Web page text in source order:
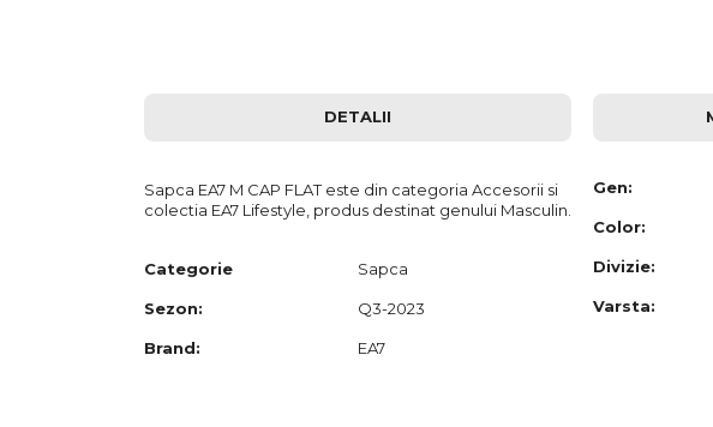
DETALII
Sapca EA7 M CAP FLAT este din categoria Accesorii si
colectia EA7 Lifestyle, produs destinat genului Masculin.
Categorie Sapca
Sezon: Q3-2023
Brand: EA7
Gen:
Color:
Divizie:
Varsta: